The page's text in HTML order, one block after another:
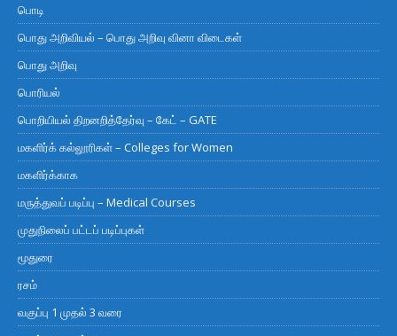
பொடி
பொது அறிவியல் – பொது அறிவு வினா விடைகள்
பொது அறிவு
பொரியல்
பொறியியல் திறனறித்தேர்வு – கேட் – GATE
மகளிர்க் கல்லூரிகள் – Colleges for Women
மகளிர்க்காக
மருத்துவப் படிப்பு – Medical Courses
முதுநிலைப் பட்டப் படிப்புகள்
மூதுரை
ரசம்
வகுப்பு 1 முதல் 3 வரை